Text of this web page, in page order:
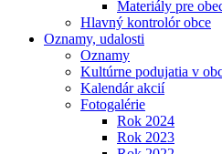
Materiály pre
Hlavný kontrolór obce
Oznamy, udalosti
Oznamy
Kultúrne podujatia v
Kalendár akcií
Fotogalérie
Rok 2024
Rok 2023